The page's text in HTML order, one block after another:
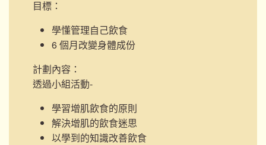
目標：
學懂管理自己飲食
6 個月改變身體成份
計劃內容：
透過小組活動-
學習增肌飲食的原則
解決增肌的飲食迷思
以學到的知識改善飲食